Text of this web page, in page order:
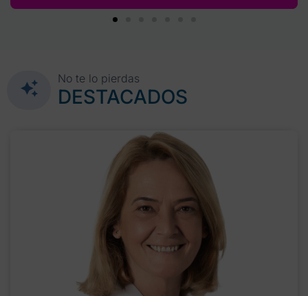
No te lo pierdas
DESTACADOS